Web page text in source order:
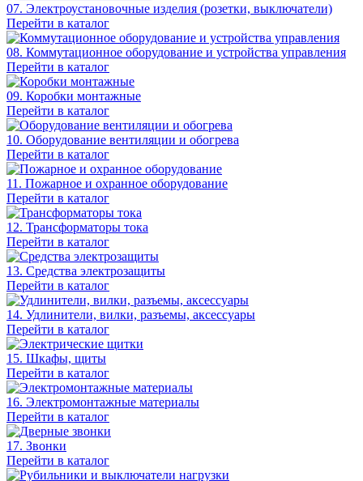
07. Электроустановочные изделия (розетки, выключатели)
Перейти в каталог
08. Коммутационное оборудование и устройства управления
Перейти в каталог
09. Коробки монтажные
Перейти в каталог
10. Оборудование вентиляции и обогрева
Перейти в каталог
11. Пожарное и охранное оборудование
Перейти в каталог
12. Трансформаторы тока
Перейти в каталог
13. Средства электрозащиты
Перейти в каталог
14. Удлинители, вилки, разъемы, аксессуары
Перейти в каталог
15. Шкафы, щиты
Перейти в каталог
16. Электромонтажные материалы
Перейти в каталог
17. Звонки
Перейти в каталог